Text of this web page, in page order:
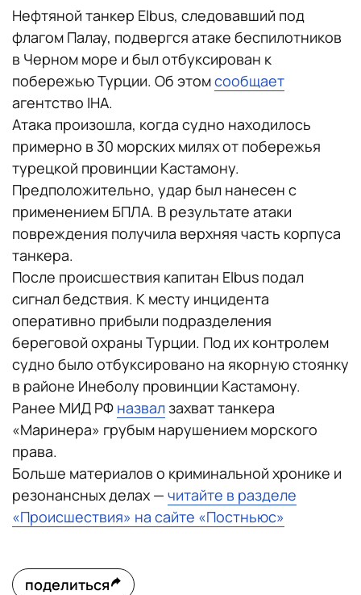
Нефтяной танкер Elbus, следовавший под
флагом Палау, подвергся атаке беспилотников
в Черном море и был отбуксирован к
побережью Турции. Об этомсообщает
агентство IHA.
Атака произошла, когда судно находилось
примерно в 30 морских милях от побережья
турецкой провинции Кастамону.
Предположительно, удар был нанесен с
применением БПЛА. В результате атаки
повреждения получила верхняя часть корпуса
танкера.
После происшествия капитан Elbus подал
сигнал бедствия. К месту инцидента
оперативно прибыли подразделения
береговой охраны Турции. Под их контролем
судно было отбуксировано на якорную стоянку
в районе Инеболу провинции Кастамону.
Ранее МИД РФ назвалзахват танкера
«Маринера» грубым нарушением морского
права.
Больше материалов о криминальной хронике и
резонансных делах — читайте в разделе
«Происшествия» на сайте «Постньюс»
поделиться